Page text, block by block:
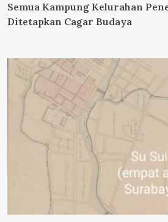
Semua Kampung Kelurahan
Ditetapkan Cagar Budaya